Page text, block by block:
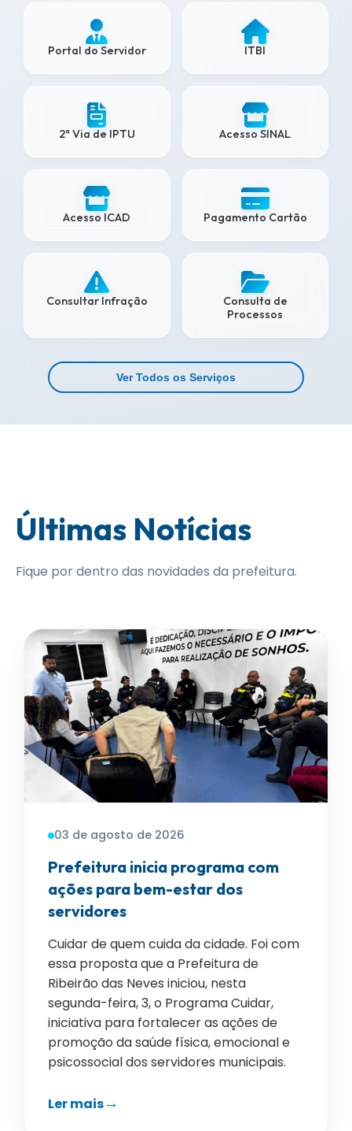
Portal do Servidor ITBI
2ª Via de IPTU Acesso SINAL
Acesso ICAD Pagamento Cartão
Consultar Infração
Consulta de
Processos
Ver Todos os Serviços
Últimas Notícias
Fique por dentro das novidades da prefeitura.
03 de agosto de 2026
Prefeitura inicia programa com
ações para bem-estar dos
servidores
Cuidar de quem cuida da cidade. Foi com
essa proposta que a Prefeitura de
Ribeirão das Neves iniciou, nesta
segunda-feira, 3, o Programa Cuidar,
iniciativa para fortalecer as ações de
promoção da saúde física, emocional e
psicossocial dos servidores municipais.
Ler mais